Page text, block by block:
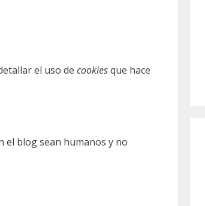
el uso de cookiesque hace
el blog sean humanos y no